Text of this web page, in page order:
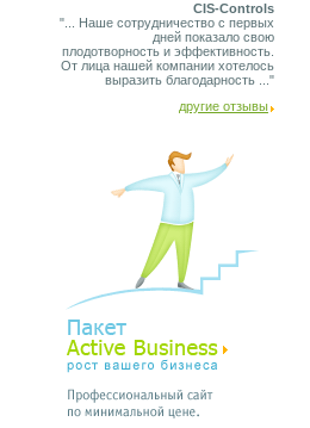
CIS-Controls
"... Наше сотрудничество с первых
дней показало свою
плодотворность и эффективность.
От лица нашей компании хотелось
выразить благодарность ..."
другие отзывы